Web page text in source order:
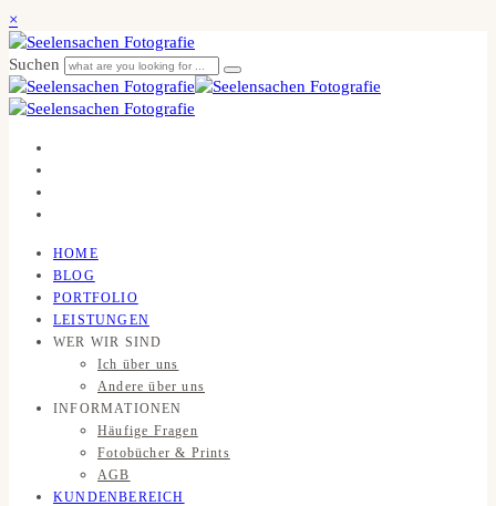
×
Suchen
HOME
BLOG
PORTFOLIO
LEISTUNGEN
WER WIR SIND
Ich über uns
Andere über uns
INFORMATIONEN
Häufige Fragen
Fotobücher & Prints
AGB
KUNDENBEREICH